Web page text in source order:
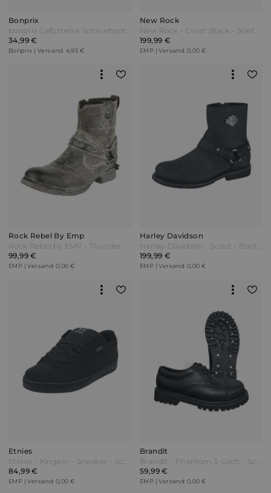
Bonprix
34,99 €
Bonprix | Versand: 4,95 €
New Rock
199,99 €
EMP | Versand: 0,00 €
Rock Rebel By Emp
99,99 €
EMP | Versand: 0,00 €
Harley Davidson
199,99 €
EMP | Versand: 0,00 €
Etnies
84,99 €
EMP | Versand: 0,00 €
Brandit
59,99 €
EMP | Versand: 0,00 €